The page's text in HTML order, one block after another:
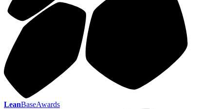
LeanBaseAwards